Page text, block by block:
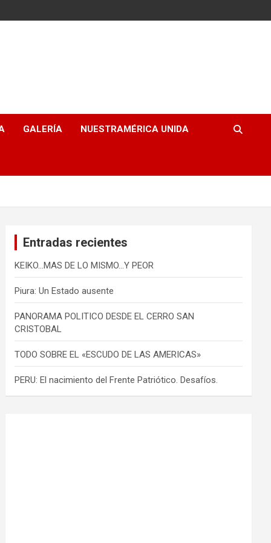
GALERÍA NUESTRAMÉRICA UNIDA
Entradas recientes
KEIKO…MAS DE LO MISMO…Y PEOR
Piura: Un Estado ausente
PANORAMA POLITICO DESDE EL CERRO SAN
CRISTOBAL
TODO SOBRE EL «ESCUDO DE LAS AMERICAS»
PERU: El nacimiento del Frente Patriótico. Desafíos.